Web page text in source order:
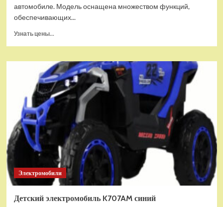
автомобиле. Модель оснащена множеством функций,
обеспечивающих...
Узнать цены...
Детский
электромобиль
RiverToys
X005XX
красно-
серебристый
Электромобили
Детский электромобиль K707AM синий